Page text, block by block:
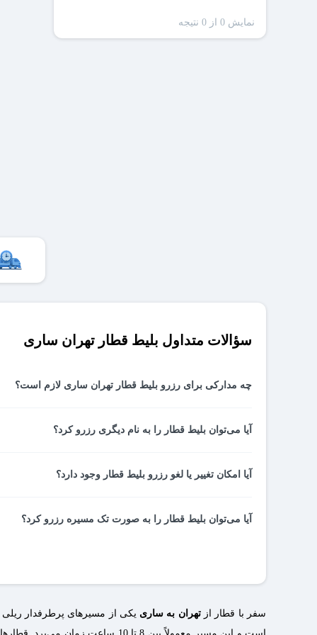
نمایش 0 از 0 نتیجه
سؤالات متداول بلیط قطار تهران ساری
چه مدارکی برای رزرو بلیط قطار تهران ساری لازم است؟
با داشتن اطلاعات مسافران (مدارک شناسایی) و کارت بانکی
آیا می‌توان بلیط قطار را به نام دیگری رزرو کرد؟
بله شما می‌توانید هنگام ثبت اطلاعات هر مسافر، نام، نام
آیا امکان تغییر یا لغو رزرو بلیط قطار وجود دارد؟
بعد از صدور بلیط قطار تهران ساری، امکان تغییر تاریخ،
آیا می‌توان بلیط قطار را به صورت تک مسیره رزرو کرد؟
بله با انتخاب گزینه یک طرفه می‌توانید بلیط قطار تهران
سفر با قطار ازتهران به ساری